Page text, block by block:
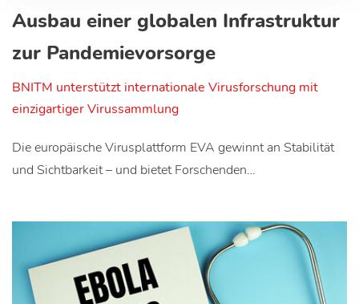
Ausbau einer globalen Infrastruktur
zur Pandemievorsorge
BNITM unterstützt internationale Virusforschung mit
einzigartiger Virussammlung
Die europäische Virusplattform EVA gewinnt an Stabilität
und Sichtbarkeit – und bietet Forschenden…